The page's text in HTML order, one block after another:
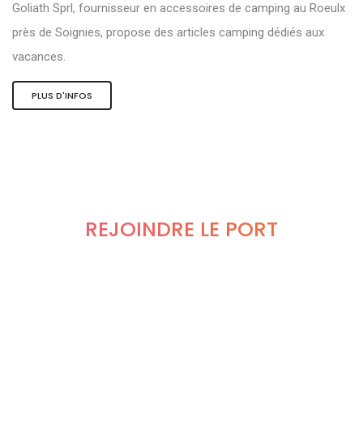
Goliath Sprl, fournisseur en accessoires de camping au Roeulx
près de Soignies, propose des articles camping dédiés aux
vacances.
PLUS D'INFOS
REJOINDRE LE PORT